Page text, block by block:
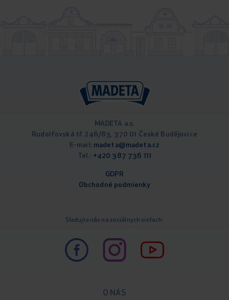
MADETA a.s.
Rudolfovská tř. 246/83, 370 01 České Budějovice
E-mail: madeta@madeta.cz
Tel.: +420 387 736 111
GDPR
Obchodné podmienky
Sledujte nás na sociálnych sieťach:
O NÁS